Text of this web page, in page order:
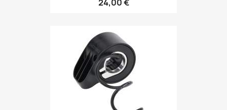
24,00 €